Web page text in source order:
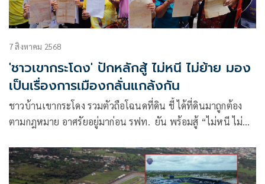
7 สิงหาคม 2568
'ชาวเขากระโดง' ปักหลักสู้ ไม่หนี ไม่ย้าย มอง
เป็นเรื่องการเมืองกลั่นแกล้งกัน
ชาวบ้านเขากระโดง รวมตัวถือโฉนดที่ดิน ชี้ ได้ที่ดินมาถูกต้อง
ตามกฎหมาย อาศรัยอยู่มาก่อน รฟท. ยัน พร้อมสู้ “ไม่หนี ไม่
ไหวหรือไม่